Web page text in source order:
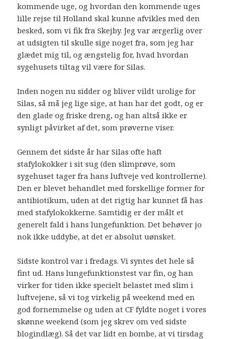
kommende uge, og hvordan den kommende uges
lille rejse til Holland skal kunne afvikles med den
besked, som vi fik fra Skejby. Jeg var ærgerlig over
at udsigten til skulle sige noget fra, som jeg har
glædet mig til, og ængstelig for, hvad hvordan
sygehusets tiltag vil være for Silas.
Inden nogen nu sidder og bliver vildt urolige for
Silas, så må jeg lige sige, at han har det godt, og er
den glade og friske dreng, og han altså ikke er
synligt påvirket af det, som prøverne viser.
Gennem det sidste år har Silas ofte haft
stafylokokker i sit sug (den slimprøve, som
sygehuset tager fra hans luftveje ved kontrollerne).
Den er blevet behandlet med forskellige former for
antibiotikum, uden at det rigtig har kunnet få has
med stafylokokkerne. Samtidig er der målt et
generelt fald i hans lungefunktion. Det behøver jo
nok ikke uddybe, at det er absolut uønsket.
Sidste kontrol var i fredags. Vi syntes det hele så
fint ud. Hans lungefunktionstest var fin, og han
virker for tiden ikke specielt belastet med slim i
luftvejene, så vi tog virkelig på weekend med en
god fornemmelse og uden at CF fyldte noget i vores
skønne weekend (som jeg skrev om ved sidste
blogindlæg). Så det var lidt en bombe, at vi tirsdag